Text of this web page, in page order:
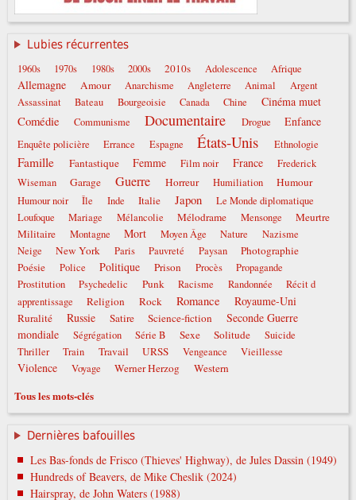
Lubies récurrentes
1960s 1970s 1980s 2000s 2010s Adolescence Afrique
Allemagne Amour Anarchisme Angleterre Animal
Argent
Assassinat
Bateau Bourgeoisie Canada Chine Cinéma muet
Comédie Communisme Documentaire Drogue Enfance
Enquête policière Errance Espagne États-Unis Ethnologie
Famille Fantastique Femme Film noir France
Frederick
Wiseman
Garage Guerre Horreur Humiliation Humour
Humour noir Île Inde Italie Japon
Le Monde diplomatique
Loufoque
Mariage Mélancolie Mélodrame Mensonge
Meurtre
Militaire
Montagne Mort Moyen Âge Nature
Nazisme
Neige
New York Paris Pauvreté Paysan
Photographie
Poésie
Police Politique Prison Procès
Propagande
Prostitution
Psychedelic Punk Racisme Randonnée
Récit d
apprentissage
Religion Rock Romance Royaume-Uni
Ruralité Russie Satire Science-fiction
Seconde Guerre
mondiale
Ségrégation Série B Sexe Solitude
Suicide
Thriller
Train Travail URSS Vengeance Vieillesse
Violence Voyage Werner Herzog Western
Tous les mots-clés
Dernières bafouilles
Les Bas-fonds de Frisco (Thieves' Highway), de Jules Dassin (1949)
Hundreds of Beavers, de Mike Cheslik (2024)
Hairspray, de John Waters (1988)